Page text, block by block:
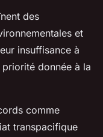
des
et
insuffisance à
donnée à la
comme
transpacifique